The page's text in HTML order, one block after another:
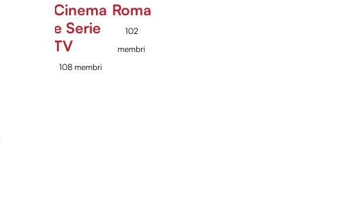
Cinema
e Serie
TV
108 membri
Roma
102
membri